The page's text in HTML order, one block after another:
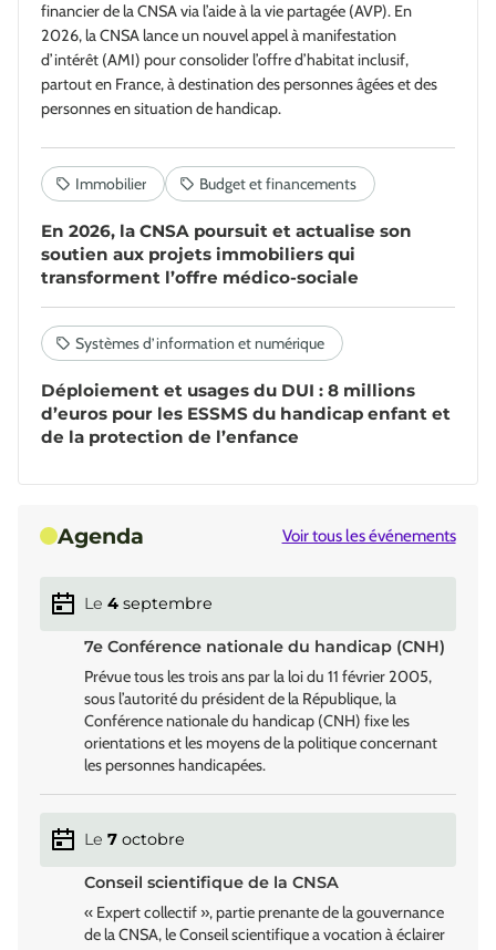
financier de la CNSA via l’aide à la vie partagée (AVP). En
2026, la CNSA lance un nouvel appel à manifestation
d’intérêt (AMI) pour consolider l’offre d’habitat inclusif,
partout en France, à destination des personnes âgées et des
personnes en situation de handicap.
En 2026, la CNSA poursuit et actualise son
soutien aux projets immobiliers qui
transforment l’offre médico-sociale
Déploiement et usages du DUI : 8 millions
d’euros pour les ESSMS du handicap enfant et
de la protection de l’enfance
Agenda Voir tous les événements
Le 4septembre
7e Conférence nationale du handicap (CNH)
Prévue tous les trois ans par la loi du 11 février 2005,
sous l’autorité du président de la République, la
Conférence nationale du handicap (CNH) fixe les
orientations et les moyens de la politique concernant
les personnes handicapées.
Le 7octobre
Conseil scientifique de la CNSA
« Expert collectif », partie prenante de la gouvernance
de la CNSA, le Conseil scientifique a vocation à éclairer